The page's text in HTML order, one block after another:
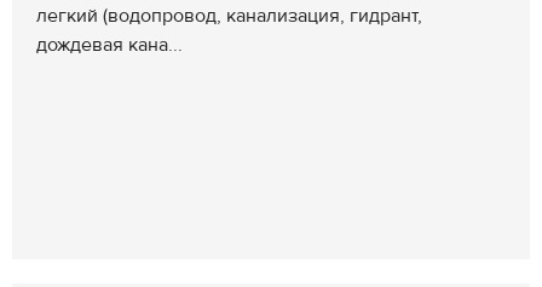
легкий (водопровод, канализация, гидрант,
дождевая кана...